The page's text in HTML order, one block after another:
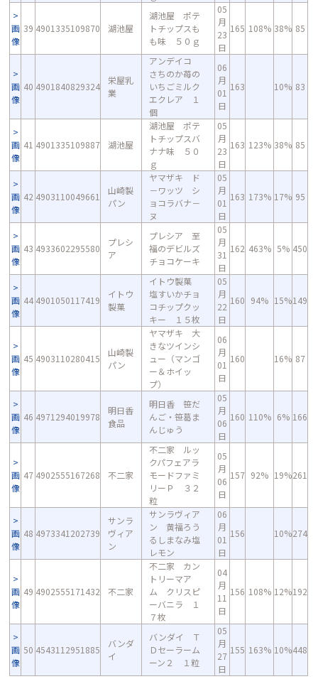
画
像
39 4901335109870 湖池屋
湖池屋 ポテ
トチップスも
も味 ５０ｇ
05
月
23
日
165 108% 38% 85
画
像
40 4901840829324
栄屋乳
業
アンデイコ
さちのか苺の
いちごミルク
エクレア １
個
06
月
01
日
163 10% 83
画
像
41 4901335109887 湖池屋
湖池屋 ポテ
トチップスバ
ナナ味 ５０
ｇ
05
月
23
日
163 123% 38% 85
画
像
42 4903110049661
山崎製
パン
ヤマザキ ド
－ワッツ シ
ョコラバナ－
ヌ
05
月
01
日
163 173% 17% 95
画
像
43 4933602295580
プレシ
ア
プレシア 至
福のデビルズ
チョコケーキ
05
月
31
日
162 463% 5% 450
画
像
44 4901050117419
イトウ
製菓
イトウ製菓
塩すいかチョ
コチップクッ
キー １５枚
05
月
22
日
160 94% 15%149
画
像
45 4903110280415
山崎製
パン
ヤマザキ 大
きなツインシ
ュー（マンゴ
ー＆ホイッ
プ）
06
月
01
日
160 16% 87
画
像
46 4971294019978
明日香
食品
明日香 笹だ
んご・笹葛ま
んじゅう
05
月
06
日
160 110% 6% 166
画
像
47 4902555167268 不二家
不二家 ルッ
クパフェアラ
モードファミ
リーＰ ３２
粒
05
月
06
日
157 92% 19%261
画
像
48 4973341202739
サンラ
ヴィア
ン
サンラヴィア
ン 黄福ろう
るしまなみ塩
レモン
06
月
01
日
156 10%274
画
像
49 4902555171432 不二家
不二家 カン
トリーマア
ム クリスピ
ーバニラ １
７枚
04
月
11
日
156 108% 12%192
画
像
50 4543112951885
バンダ
イ
バンダイ Ｔ
Ｄセーラーム
ーン２ １粒
05
月
27
日
155 163% 10%448